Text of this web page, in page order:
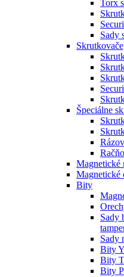
Torx
Sady
Špeciálne
Magnetické
Magnetické
Bity
Sady
Sady
Bity
Bity
Bity